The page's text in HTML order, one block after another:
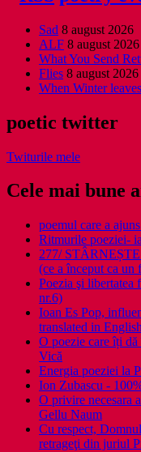
Sad 8 august 2026
ALF 8 august 2026
What You Send
Flies 8 august 2026
When Winter leaves
poetic twitter
Twiturile mele
Cele mai bune
poemul care a
Ritmurile poeziei-
277/
(ce a început ca un
Poezia şi libertatea
nr.6)
Ioan Es Pop,
translated in English
O poezie care îți
Vică
Energia poeziei la
Ion Zubascu -
O privire necesara
Gellu Naum
Cu respect,
retrageţi din juriul